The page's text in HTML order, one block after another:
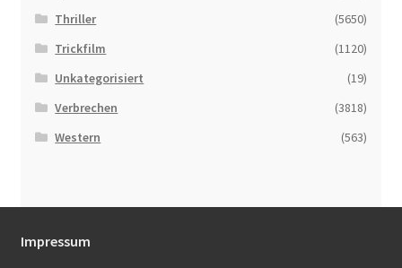
Thriller
(5650)
Trickfilm
(1120)
Unkategorisiert
(19)
Verbrechen
(3818)
Western
(563)
Impressum